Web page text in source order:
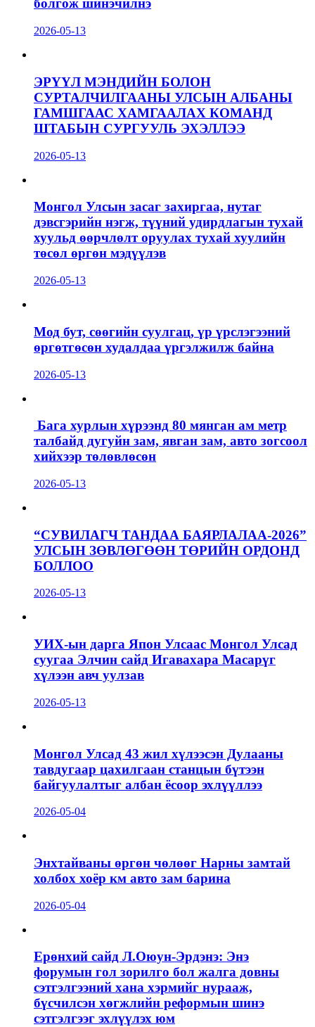
болгож шинэчилнэ
2026-05-13
ЭРҮҮЛ МЭНДИЙН БОЛОН
СУРТАЛЧИЛГААНЫ УЛСЫН АЛБАНЫ
ГАМШГААС ХАМГААЛАХ КОМАНД
ШТАБЫН СУРГУУЛЬ ЭХЭЛЛЭЭ
2026-05-13
Монгол Улсын засаг захиргаа, нутаг
дэвсгэрийн нэгж, түүний удирдлагын тухай
хуульд өөрчлөлт оруулах тухай хуулийн
төсөл өргөн мэдүүлэв
2026-05-13
Мод бут, сөөгийн суулгац, үр үрслэгээний
өргөтгөсөн худалдаа үргэлжилж байна
2026-05-13
Бага хурлын хүрээнд 80 мянган ам метр
талбайд дугуйн зам, явган зам, авто зогсоол
хийхээр төлөвлөсөн
2026-05-13
“СУВИЛАГЧ ТАНДАА БАЯРЛАЛАА-2026”
УЛСЫН ЗӨВЛӨГӨӨН ТӨРИЙН ОРДОНД
БОЛЛОО
2026-05-13
УИХ-ын дарга Япон Улсаас Монгол Улсад
суугаа Элчин сайд Игавахара Масарүг
хүлээн авч уулзав
2026-05-13
Монгол Улсад 43 жил хүлээсэн Дулааны
тавдугаар цахилгаан станцын бүтээн
байгуулалтыг албан ёсоор эхлүүллээ
2026-05-04
Энхтайваны өргөн чөлөөг Нарны замтай
холбох хоёр км авто зам барина
2026-05-04
Ерөнхий сайд Л.Оюун-Эрдэнэ: Энэ
форумын гол зорилго бол жалга довны
сэтгэлгээний хана хэрмийг нурааж,
бүсчилсэн хөгжлийн реформын шинэ
сэтгэлгээг эхлүүлэх юм